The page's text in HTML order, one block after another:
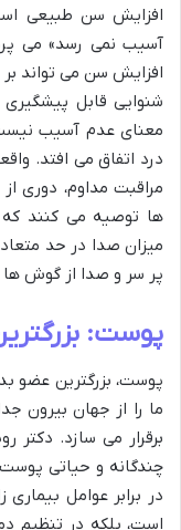
افزایش سن طبیعی
آسیب نمی رسد» می
افزایش سن می تواند بر
شنوایی قابل
معنای عدم آسیب
درد اتفاق می افتد.
مراقبت مداوم، دوری
ها توصیه می کنند
میزان صدا در حد
پر سر و صدا از گوش
پوست:
پوست، بزرگترین عضو
ما را از جهان بیرون
برقرار می سازد.
چندگانه و حیاتی